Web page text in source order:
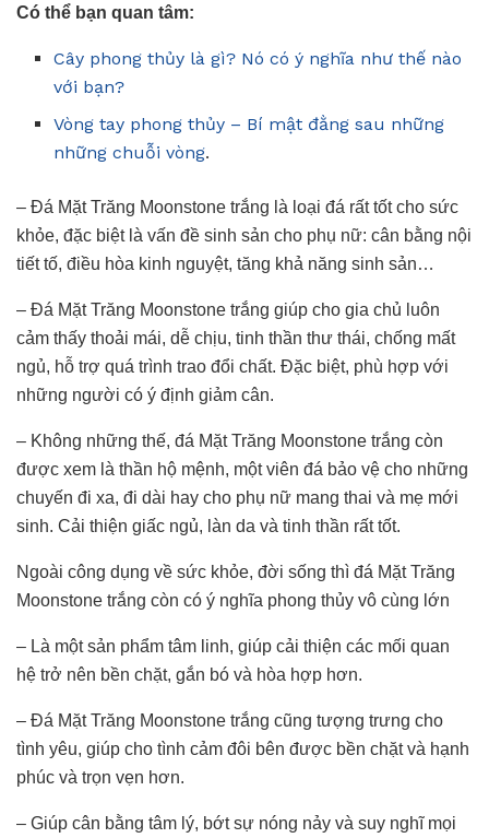
Có thể bạn quan tâm:
Cây phong thủy là gì? Nó có ý nghĩa như thế nào
với bạn?
Vòng tay phong thủy – Bí mật đằng sau những
những chuỗi vòng.
– Đá Mặt Trăng Moonstone trắng là loại đá rất tốt cho sức
khỏe, đặc biệt là vấn đề sinh sản cho phụ nữ: cân bằng nội
tiết tố, điều hòa kinh nguyệt, tăng khả năng sinh sản…
– Đá Mặt Trăng Moonstone trắng giúp cho gia chủ luôn
cảm thấy thoải mái, dễ chịu, tinh thần thư thái, chống mất
ngủ, hỗ trợ quá trình trao đổi chất. Đặc biệt, phù hợp với
những người có ý định giảm cân.
– Không những thế, đá Mặt Trăng Moonstone trắng còn
được xem là thần hộ mệnh, một viên đá bảo vệ cho những
chuyến đi xa, đi dài hay cho phụ nữ mang thai và mẹ mới
sinh. Cải thiện giấc ngủ, làn da và tinh thần rất tốt.
Ngoài công dụng về sức khỏe, đời sống thì đá Mặt Trăng
Moonstone trắng còn có ý nghĩa phong thủy vô cùng lớn
– Là một sản phẩm tâm linh, giúp cải thiện các mối quan
hệ trở nên bền chặt, gắn bó và hòa hợp hơn.
– Đá Mặt Trăng Moonstone trắng cũng tượng trưng cho
tình yêu, giúp cho tình cảm đôi bên được bền chặt và hạnh
phúc và trọn vẹn hơn.
– Giúp cân bằng tâm lý, bớt sự nóng nảy và suy nghĩ mọi